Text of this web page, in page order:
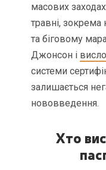
масових
травні, зокрема
та біговому
Джонсон і
системи
залишається
нововведення.
Хто